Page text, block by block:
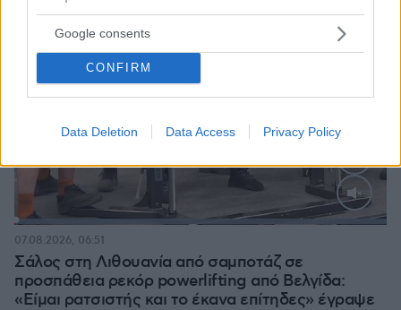
Google consents
CONFIRM
Data Deletion Data Access Privacy Policy
Loaded:
Σάλος στη Λιθουανία από σαμποτάζ σε
προσπάθεια ρεκόρ powerlifting από Βελγίδα:
«Είμαι ρατσιστής και το έκανα επίτηδες» έγραψε
07.08.2026, 06:51